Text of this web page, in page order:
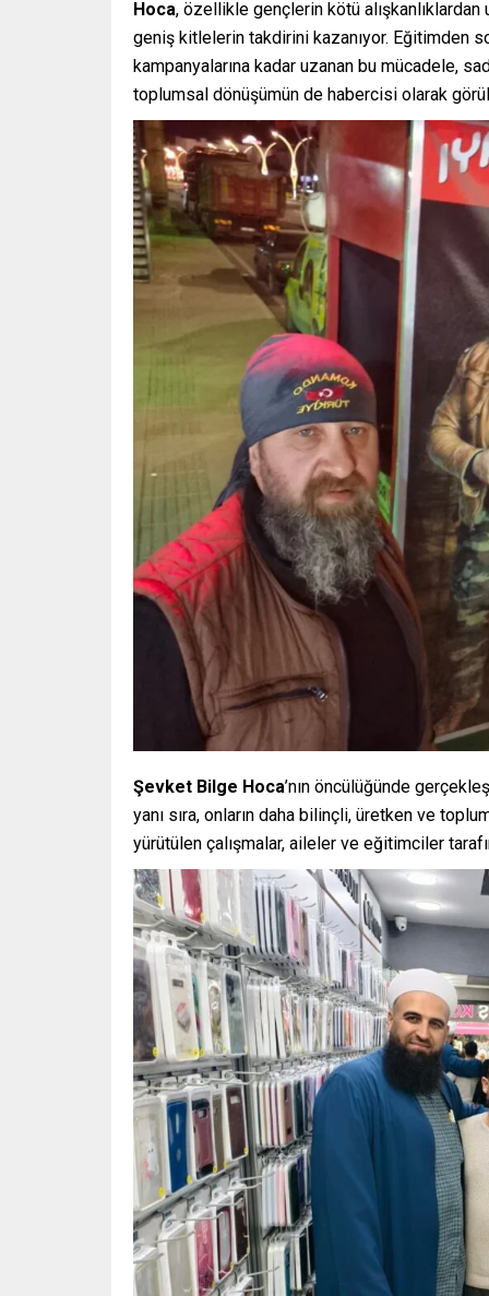
Hoca, özellikle gençlerin kötü alışkanlıklardan
geniş kitlelerin takdirini kazanıyor. Eğitimden
kampanyalarına kadar uzanan bu mücadele,
toplumsal dönüşümün de habercisi olarak
Şevket Bilge Hoca’nın öncülüğünde
yanı sıra, onların daha bilinçli, üretken ve
yürütülen çalışmalar, aileler ve eğitimciler